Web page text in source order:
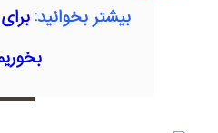
بیشتر بخوانید: